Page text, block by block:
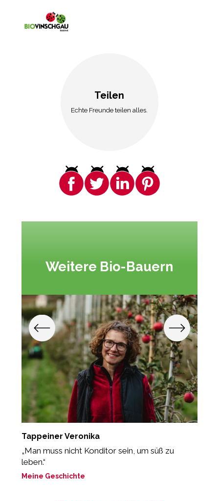
Teilen
Echte Freunde teilen alles.
Weitere Bio-Bauern
Tappeiner Veronika
„Man muss nicht Konditor sein, um süß zu
leben.“
Meine Geschichte